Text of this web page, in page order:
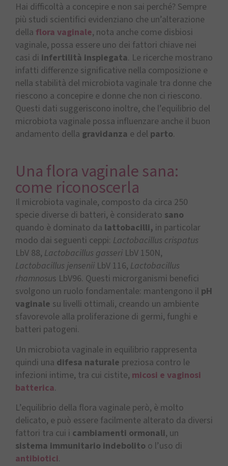
Hai difficoltà a concepire e non sai perché? Sempre
più studi scientifici evidenziano che un’alterazione
della flora vaginale, nota anche come disbiosi
vaginale, possa essere uno dei fattori chiave nei
casi di infertilità inspiegata. Le ricerche mostrano
infatti differenze significative nella composizione e
nella stabilità del microbiota vaginale tra donne che
riescono a concepire e donne che non ci riescono.
Questi dati suggeriscono inoltre, che l’equilibrio del
microbiota vaginale possa influenzare anche il buon
andamento della gravidanza e del parto.
Una flora vaginale sana:
come riconoscerla
Il microbiota vaginale, composto da circa 250
specie diverse di batteri, è considerato sano
quando è dominato da lattobacilli, in particolar
modo dai seguenti ceppi: Lactobacillus crispatus
LbV 88, Lactobacillus gasseri LbV 150N,
Lactobacillus jensenii LbV 116, Lactobacillus
rhamnosus LbV96. Questi microrganismi benefici
svolgono un ruolo fondamentale: mantengono il pH
vaginale su livelli ottimali, creando un ambiente
sfavorevole alla proliferazione di germi, funghi e
batteri patogeni.
Un microbiota vaginale in equilibrio rappresenta
quindi una difesa naturale preziosa contro le
infezioni intime, tra cui cistite, micosi e vaginosi
batterica.
L’equilibrio della flora vaginale però, è molto
delicato, e può essere facilmente alterato da diversi
fattori tra cui i cambiamenti ormonali, un
sistema immunitario indebolito o l’uso di
antibiotici.